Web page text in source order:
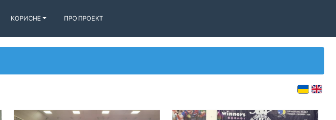
КОРИСНЕ ПРО ПРОЕКТ